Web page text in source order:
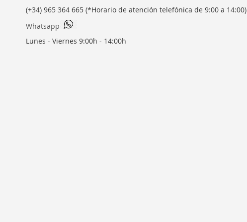
(+34) 965 364 665 (*Horario de atención telefónica de 9:00 a 14:00)
Whatsapp
Lunes - Viernes 9:00h - 14:00h